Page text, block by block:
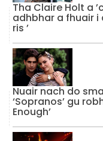
Tha Claire Holt a
adhbhar a fhuair i
ris ’
Nuair nach do
‘Sopranos’ gu
Enough’